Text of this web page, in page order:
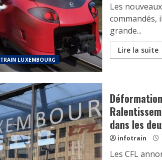
TRAIN LUXEMBOURG
Les
commandés,
grande...
Lire la suite
dans les
infotrain
Les CFL